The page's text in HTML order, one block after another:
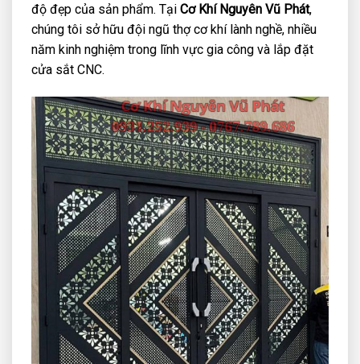
độ đẹp của sản phẩm. Tại Cơ Khí Nguyên Vũ Phát,
chúng tôi sở hữu đội ngũ thợ cơ khí lành nghề, nhiều
năm kinh nghiệm trong lĩnh vực gia công và lắp đặt
cửa sắt CNC.